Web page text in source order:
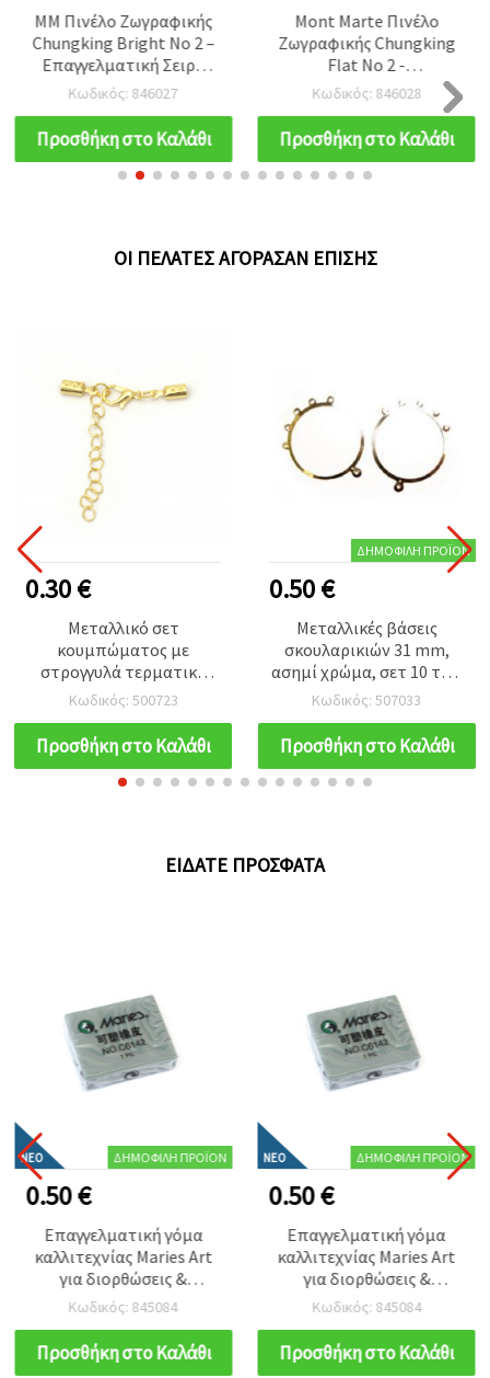
MM Πινέλο Ζωγραφικής
Chungking Bright Νο 2 –
Επαγγελματική Σειρά
από Φυσική Τρίχα Χοίρου
για Ελαιογραφία
Κωδικός: 846027
Προσθήκη στο Καλάθι
Mont Marte Πινέλο
Ζωγραφικής Chungking
Flat Νο 2 -
Επαγγελματική Σειρά,
Επίπεδο Πινέλο από
Φυσική Τρίχα Χοίρου για
Ελαιοχρώματα
Κωδικός: 846028
Προσθήκη στο Καλάθι
ΟΙ ΠΕΛΆΤΕΣ ΑΓΌΡΑΣΑΝ ΕΠΊΣΗΣ
0.30 €
Μεταλλικό σετ
κουμπώματος με
στρογγυλά τερματικά
κορδονιού 11x4 mm και
αλυσίδα προέκτασης
50x4 mm, χρυσό
Κωδικός: 500723
Προσθήκη στο Καλάθι
ΔΗΜΟΦΙΛΉ ΠΡΟΪΌΝ
0.50 €
Μεταλλικές βάσεις
σκουλαρικιών 31 mm,
ασημί χρώμα, σετ 10 τεμ.
– εξαρτήματα
κοσμηματοποιίας για
χειροποίητες κατασκευές
& DIY
Κωδικός: 507033
Προσθήκη στο Καλάθι
ΕΊΔΑΤΕ ΠΡΌΣΦΑΤΑ
ΝΈΟ ΔΗΜΟΦΙΛΉ ΠΡΟΪΌΝ
0.50 €
Επαγγελματική γόμα
καλλιτεχνίας Maries Art
για διορθώσεις &
τονισμούς – μαλακό
εργαλείο ακριβείας για
καλλιτέχνες, σκίτσο,
σχέδιο & κάρβουνο
Κωδικός: 845084
Προσθήκη στο Καλάθι
ΝΈΟ ΔΗΜΟΦΙΛΉ ΠΡΟΪΌΝ
0.50 €
Επαγγελματική γόμα
καλλιτεχνίας Maries Art
για διορθώσεις &
τονισμούς – μαλακό
εργαλείο ακριβείας για
καλλιτέχνες, σκίτσο,
σχέδιο & κάρβουνο
Κωδικός: 845084
Προσθήκη στο Καλάθι